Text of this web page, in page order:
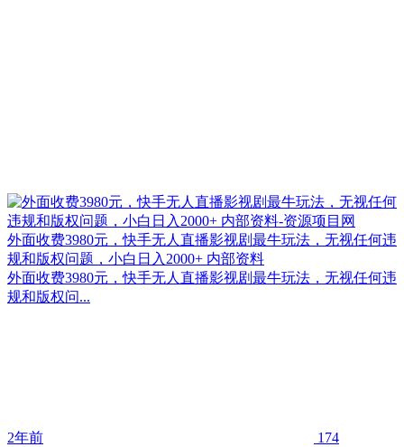
外面收费3980元，快手无人直播影视剧最牛玩法，无视任何违
规和版权问题，小白日入2000+ 内部资料
外面收费3980元，快手无人直播影视剧最牛玩法，无视任何违
规和版权问...
2年前 174